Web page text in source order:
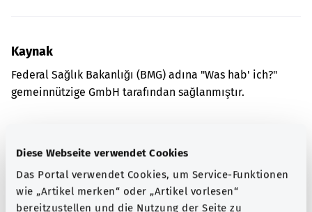
Diese Webseite verwendet Cookies
Das Portal verwendet Cookies, um Service-Funktionen
wie „Artikel merken“ oder „Artikel vorlesen“
bereitzustellen und die Nutzung der Seite zu
Kaynak
Federal Sağlık Bakanlığı (BMG) adına "Was hab' ich?"
gemeinnützige GmbH tarafından sağlanmıştır.
Kapsamlı bilgi
Diğer yazılar